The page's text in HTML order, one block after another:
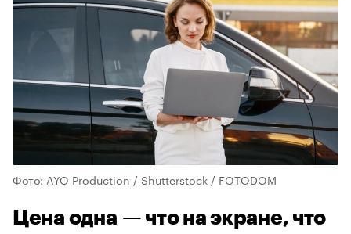
Фото: AYO Production / Shutterstock / FOTODOM
Цена одна — что на экране, что